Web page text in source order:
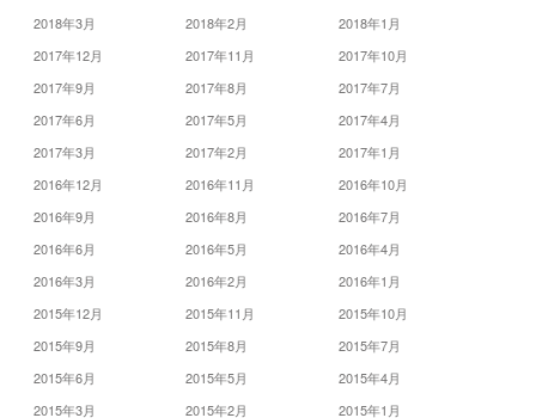
2018年3月
2018年2月
2018年1月
2017年12月
2017年11月
2017年10月
2017年9月
2017年8月
2017年7月
2017年6月
2017年5月
2017年4月
2017年3月
2017年2月
2017年1月
2016年12月
2016年11月
2016年10月
2016年9月
2016年8月
2016年7月
2016年6月
2016年5月
2016年4月
2016年3月
2016年2月
2016年1月
2015年12月
2015年11月
2015年10月
2015年9月
2015年8月
2015年7月
2015年6月
2015年5月
2015年4月
2015年3月
2015年2月
2015年1月